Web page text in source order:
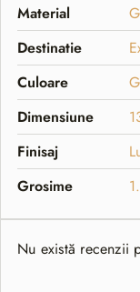
Material
Destinatie
Culoare
Dimensiune
Finisaj
Grosime
Nu există recenzii